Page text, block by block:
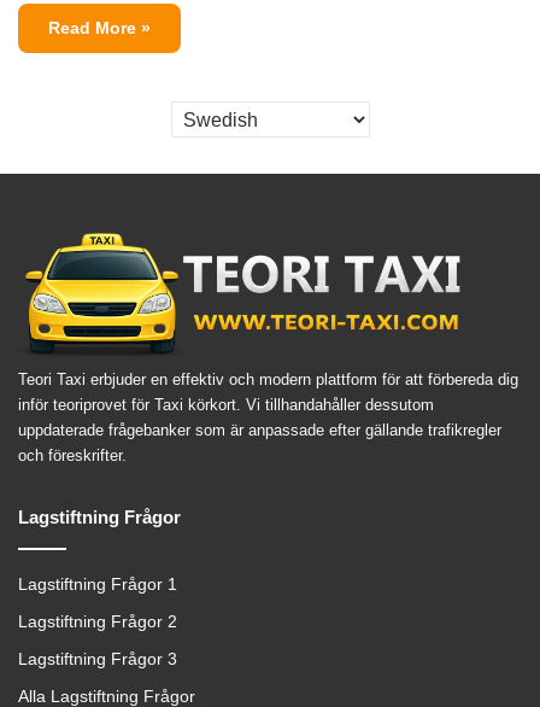
Read More »
Teori Taxi erbjuder en effektiv och modern plattform för att förbereda dig
inför teoriprovet för Taxi körkort. Vi tillhandahåller dessutom
uppdaterade frågebanker som är anpassade efter gällande trafikregler
och föreskrifter.
Lagstiftning Frågor
Lagstiftning Frågor 1
Lagstiftning Frågor 2
Lagstiftning Frågor 3
Alla Lagstiftning Frågor